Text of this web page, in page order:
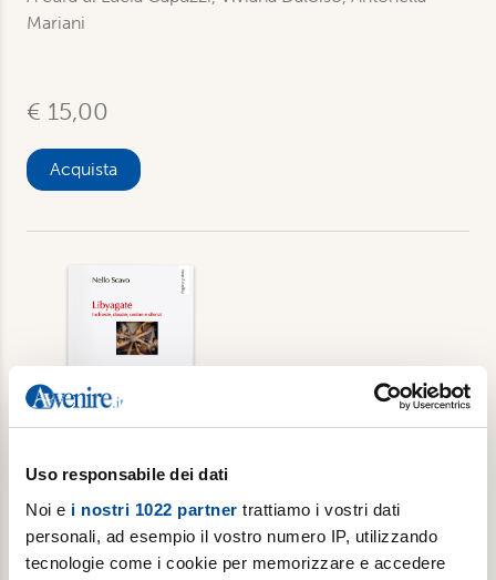
Uso responsabile dei dati
Noi e i nostri 1022 partner trattiamo i vostri dati
personali, ad esempio il vostro numero IP, utilizzando
tecnologie come i cookie per memorizzare e accedere
Mariani
€ 15,00
Acquista
Libyagate. Inchieste, dossier, ombre e
silenzi
Di Nello Scavo